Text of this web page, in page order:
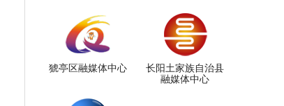
猇亭区融媒体中心
长阳土家族自治县
融媒体中心